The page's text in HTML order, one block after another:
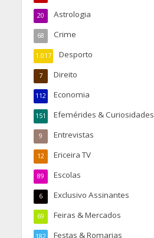
Astrologia
20
Crime
68
Desporto
1.017
Direito
7
Economia
112
Efemérides & Curiosidades
151
Entrevistas
9
Ericeira TV
12
Escolas
89
Exclusivo Assinantes
6
Feiras & Mercados
69
Festas & Romarias
182